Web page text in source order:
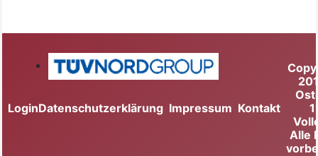
LoginDatenschutzerklärung Impressum Kontakt
Alle